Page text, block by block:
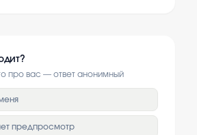
про вас — ответ анонимный
предпросмотр